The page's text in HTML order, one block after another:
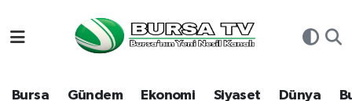
Bursa Gündem Ekonomi Siyaset Dünya